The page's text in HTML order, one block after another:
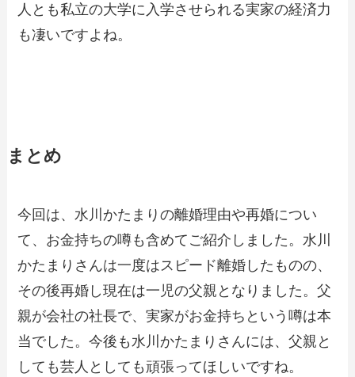
人とも私立の大学に入学させられる実家の経済力
も凄いですよね。
まとめ
今回は、水川かたまりの離婚理由や再婚につい
て、お金持ちの噂も含めてご紹介しました。水川
かたまりさんは一度はスピード離婚したものの、
その後再婚し現在は一児の父親となりました。父
親が会社の社長で、実家がお金持ちという噂は本
当でした。今後も水川かたまりさんには、父親と
しても芸人としても頑張ってほしいですね。